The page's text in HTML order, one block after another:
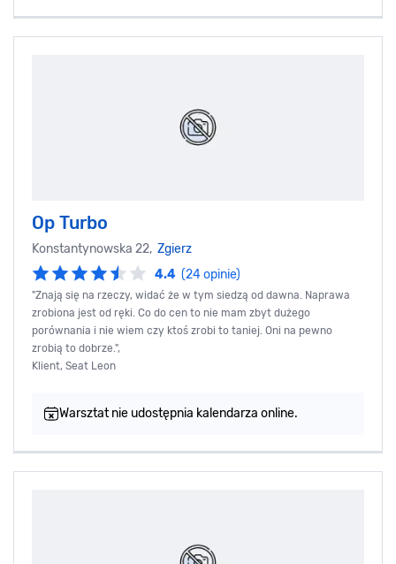
Op Turbo
Konstantynowska 22, Zgierz
4.4 (24 opinie)
"Znają się na rzeczy, widać że w tym siedzą od dawna. Naprawa
zrobiona jest od ręki. Co do cen to nie mam zbyt dużego
porównania i nie wiem czy ktoś zrobi to taniej. Oni na pewno
zrobią to dobrze.",
Klient, Seat Leon
Warsztat nie udostępnia kalendarza online.